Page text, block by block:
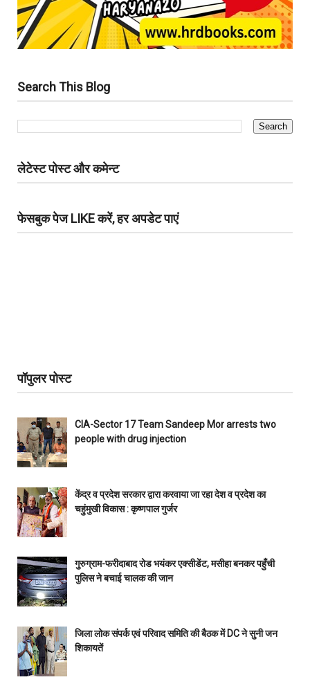
Search This Blog
लेटेस्ट पोस्ट और कमेन्ट
फेसबुक पेज LIKE करें, हर अपडेट पाएं
पॉपुलर पोस्ट
CIA-Sector 17 Team Sandeep Mor arrests two
people with drug injection
केंद्र व प्रदेश सरकार द्वारा करवाया जा रहा देश व प्रदेश का
चहुंमुखी विकास : कृष्णपाल गुर्जर
गुरुग्राम-फरीदाबाद रोड भयंकर एक्सीडेंट, मसीहा बनकर पहुँची
पुलिस ने बचाई चालक की जान
जिला लोक संपर्क एवं परिवाद समिति की बैठक में DC ने सुनी जन
शिकायतें